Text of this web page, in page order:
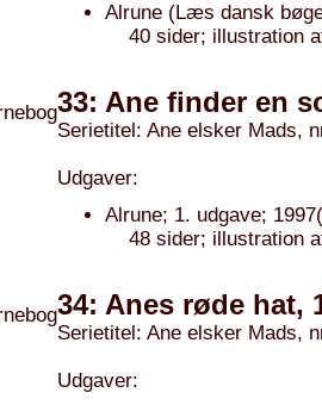
Alrune (Læs dansk
40 sider; illustration
33: Ane finder en
Serietitel: Ane elsker Mads,
Udgaver:
Alrune; 1. udgave;
48 sider; illustration
34: Anes røde hat,
Serietitel: Ane elsker Mads,
Udgaver: